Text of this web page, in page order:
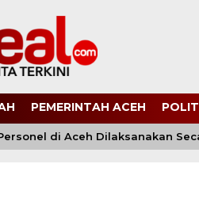
PEMERINTAH ACEH
di Aceh Dilaksanakan